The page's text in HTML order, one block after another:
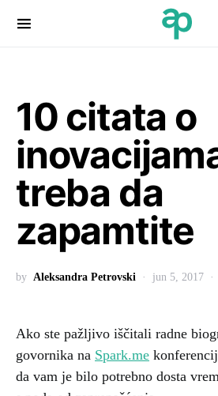
Search for:
10 citata o
treba da
zapamtite
by Aleksandra Petrovski jun 5, 2017
Ako ste pažljivo iščitali radne
govornika na Spark.me
da vam je bilo potrebno dosta